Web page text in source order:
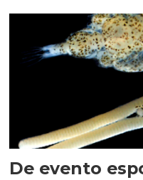
De evento